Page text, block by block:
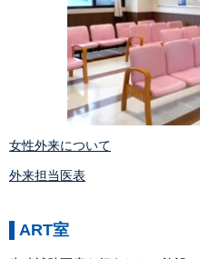
女性外来について
外来担当医表
ART室